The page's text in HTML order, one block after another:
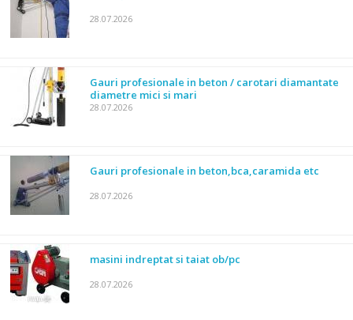
28.07.2026
Gauri profesionale in beton / carotari diamantate
diametre mici si mari
28.07.2026
Gauri profesionale in beton,bca,caramida etc
28.07.2026
masini indreptat si taiat ob/pc
28.07.2026